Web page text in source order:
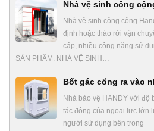
Nhà vệ sinh công
Nhà vệ sinh công cộng
định hoặc tháo rời vận
cấp, nhiều công năng sử
SẢN PHẨM: NHÀ VỆ SINH…
Bốt gác cổng ra vào
Nhà bảo vệ HANDY với độ
tác động của ngoại lực lớn
người sử dụng bên trong